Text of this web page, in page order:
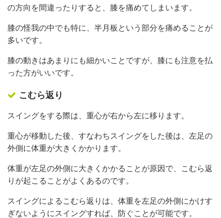
の方向を間違ったりすると、膝を痛めてしまいます。
膝の怪我の中でも特に、半月板という部分を痛めることが
多いです。
膝の動きはあまりにも細かいことですが、膝にも注意を払
った方がいいです。
こむら返り
スイングをする際は、重心が右から左に移ります。
重心が移動した後、すなわちスイングをした後は、左足の
外側に体重が大きくかかります。
体重が左足の外側に大きくかかることが原因で、こむら返
りが起こることがよくあるのです。
スイングによるこむら返りは、体重を左足の外側にかけす
ぎないようにスイングすれば、防ぐことが可能です。